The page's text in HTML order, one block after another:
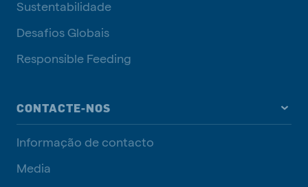
Sustentabilidade
Desafios Globais
Responsible Feeding
CONTACTE-NOS
Informação de contacto
Media